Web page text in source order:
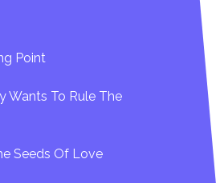
Point
Wants To Rule The
Seeds Of Love